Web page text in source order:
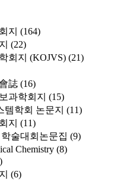
지 (164)
(22)
회지 (KOJVS) (21)
誌 (16)
과학회지 (15)
템학회 논문지 (11)
지 (11)
술대회논문집 (9)
Chemistry (8)
(6)